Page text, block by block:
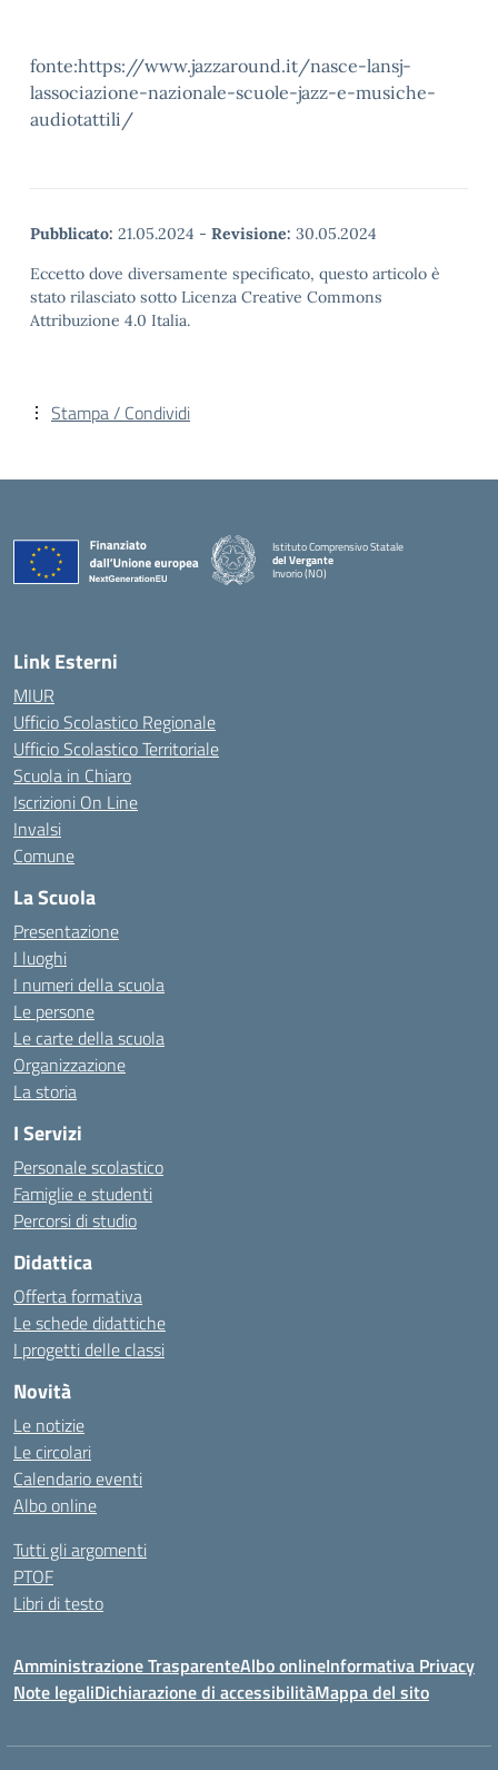
fonte:https://www.jazzaround.it/nasce-lansj-
lassociazione-nazionale-scuole-jazz-e-musiche-
audiotattili/
Pubblicato: 21.05.2024 - Revisione: 30.05.2024
Eccetto dove diversamente specificato, questo articolo è
stato rilasciato sotto Licenza Creative Commons
Attribuzione 4.0 Italia.
Stampa / Condividi
Istituto Comprensivo Statale
del Vergante
Invorio (NO)
Link Esterni
MIUR
Ufficio Scolastico Regionale
Ufficio Scolastico Territoriale
Scuola in Chiaro
Iscrizioni On Line
Invalsi
Comune
La Scuola
Presentazione
I luoghi
I numeri della scuola
Le persone
Le carte della scuola
Organizzazione
La storia
I Servizi
Personale scolastico
Famiglie e studenti
Percorsi di studio
Didattica
Offerta formativa
Le schede didattiche
I progetti delle classi
Novità
Le notizie
Le circolari
Calendario eventi
Albo online
Tutti gli argomenti
PTOF
Libri di testo
Amministrazione TrasparenteAlbo onlineInformativa Privacy
Note legaliDichiarazione di accessibilitàMappa del sito